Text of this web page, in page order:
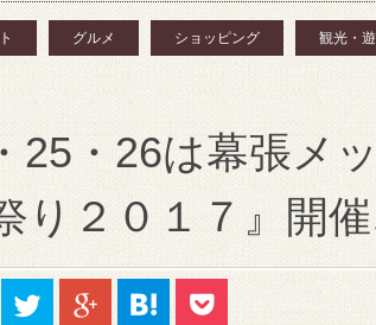
グルメ ショッピング 観光・
25・26は幕張メ
り２０１７』開催